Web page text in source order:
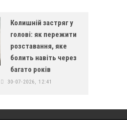
Колишній застряг у
голові: як пережити
розставання, яке
болить навіть через
багато років
30-07-2026, 12:41